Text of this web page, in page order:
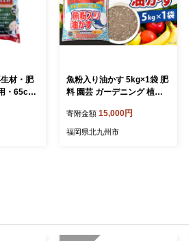
材・肥
・65cm
料 ガー
おすす
魚粉入り油かす 5kg×1袋 肥
料 園芸 ガーデニング 植物
北九州
寄附金額 15,000円
福岡県北九州市